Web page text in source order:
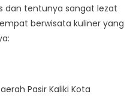
dan tentunya sangat lezat
berwisata kuliner yang
Pasir Kaliki Kota